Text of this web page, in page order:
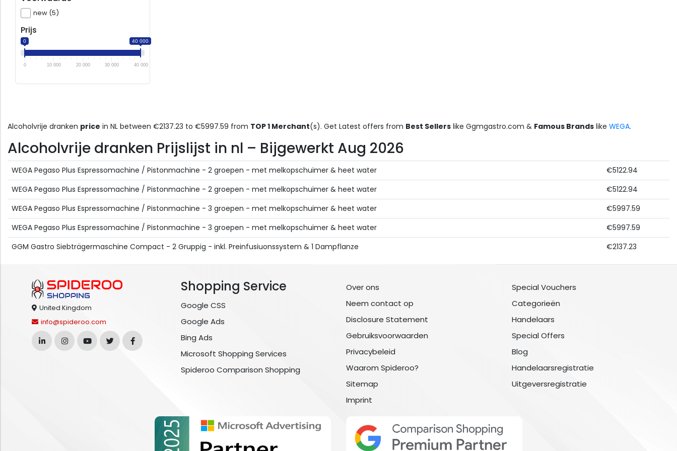
new (5)
Prijs
0 40 000
0 10 000 20 000 30 000 40 000
Alcoholvrije dranken price in NL between €2137.23 to €5997.59 from TOP 1 Merchant(s). Get Latest offers from Best Sellers like Ggmgastro.com & Famous Brands like WEGA.
Alcoholvrije dranken Prijslijst in nl – Bijgewerkt Aug 2026
WEGA Pegaso Plus Espressomachine / Pistonmachine - 2 groepen - met melkopschuimer & heet water
€5122.94
WEGA Pegaso Plus Espressomachine / Pistonmachine - 2 groepen - met melkopschuimer & heet water
€5122.94
WEGA Pegaso Plus Espressomachine / Pistonmachine - 3 groepen - met melkopschuimer & heet water
€5997.59
WEGA Pegaso Plus Espressomachine / Pistonmachine - 3 groepen - met melkopschuimer & heet water
€5997.59
GGM Gastro Siebträgermaschine Compact - 2 Gruppig - inkl. Preinfusiuonssystem & 1 Dampflanze
€2137.23
United Kingdom
info@spideroo.com
Shopping Service
Google CSS
Google Ads
Bing Ads
Microsoft Shopping Services
Spideroo Comparison Shopping
Over ons
Neem contact op
Disclosure Statement
Gebruiksvoorwaarden
Privacybeleid
Waarom Spideroo?
Sitemap
Imprint
Special Vouchers
Categorieën
Handelaars
Special Offers
Blog
Handelaarsregistratie
Uitgeversregistratie